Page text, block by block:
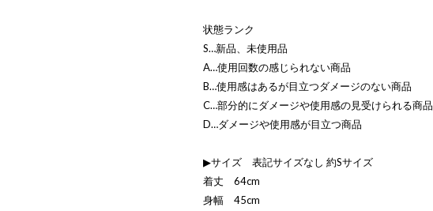
状態ランク
S…新品、未使用品
A…使用回数の感じられない商品
B…使用感はあるが目立つダメージのない商品
C…部分的にダメージや使用感の見受けられる商品
D…ダメージや使用感が目立つ商品
▶サイズ 表記サイズなし 約Sサイズ
着丈 64cm
身幅 45cm